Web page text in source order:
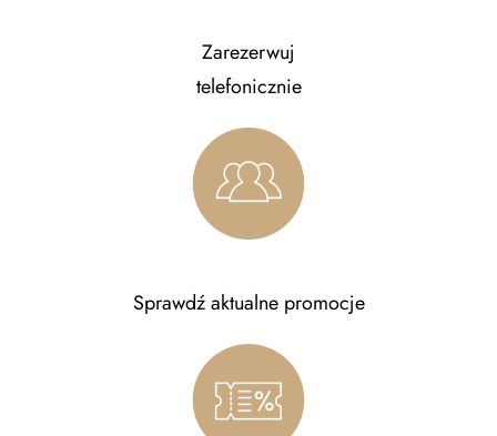
Zarezerwuj
telefonicznie
Sprawdź aktualne promocje